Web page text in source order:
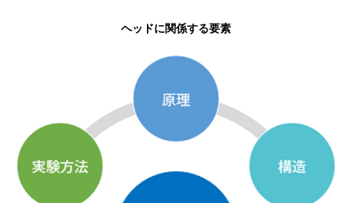
ヘッドに関係する要素